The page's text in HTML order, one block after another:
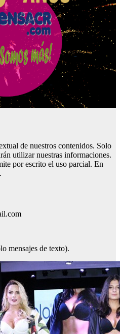
de nuestros contenidos. Solo
utilizar nuestras informaciones.
por escrito el uso parcial. En
mensajes de texto).